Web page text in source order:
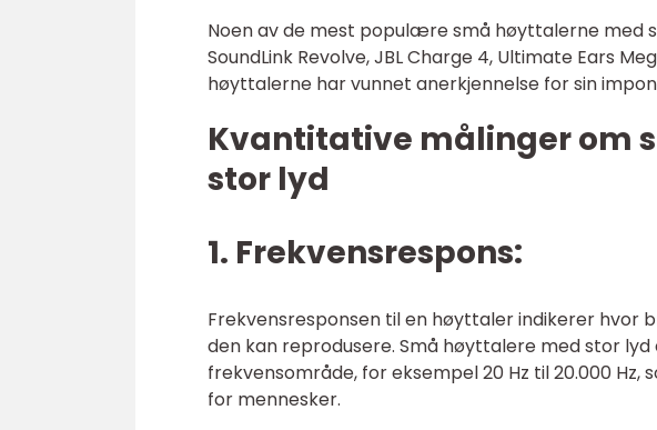
Noen av de mest populære små høyttalerne med
SoundLink Revolve, JBL Charge 4, Ultimate Ears
høyttalerne har vunnet anerkjennelse for sin
Kvantitative målinger om
stor lyd
1. Frekvensrespons:
Frekvensresponsen til en høyttaler indikerer hvor
den kan reprodusere. Små høyttalere med stor
frekvensområde, for eksempel 20 Hz til 20.000
for mennesker.